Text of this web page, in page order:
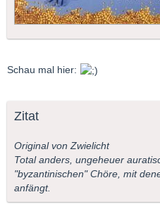
Schau mal hier:
Zitat
Original von Zwielicht
Total anders, ungeheuer
"byzantinischen" Chöre, mit
anfängt.